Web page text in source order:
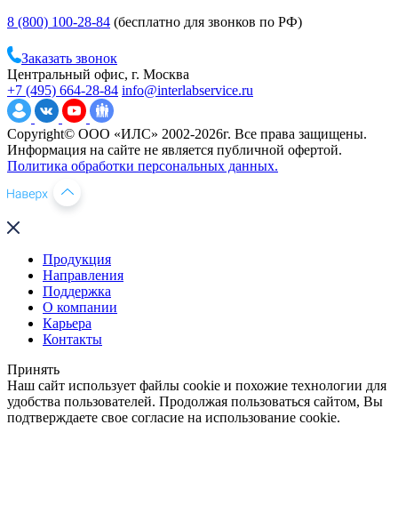
8 (800) 100-28-84 (бесплатно для звонков по РФ)
Заказать звонок
Центральный офис, г. Москва
+7 (495) 664-28-84 info@interlabservice.ru
Copyright© ООО «ИЛС» 2002-2026г. Все права защищены.
Информация на сайте не является публичной офертой.
Политика обработки персональных данных.
Продукция
Направления
Поддержка
О компании
Карьера
Контакты
Принять
Наш сайт использует файлы cookie и похожие технологии для
удобства пользователей. Продолжая пользоваться сайтом, Вы
подтверждаете свое согласие на использование cookie.